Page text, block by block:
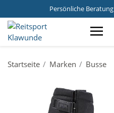
Persönliche Beratung
Startseite Marken Busse